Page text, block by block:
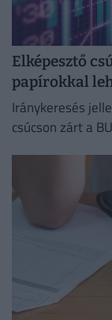
Elképesztő
papírokkal
Iránykeresés
csúcson zárt a